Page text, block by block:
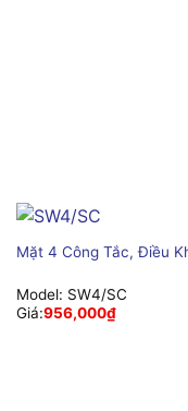
Mặt 4 Công Tắc, Điều
Model: SW4/SC
Giá:956,000₫